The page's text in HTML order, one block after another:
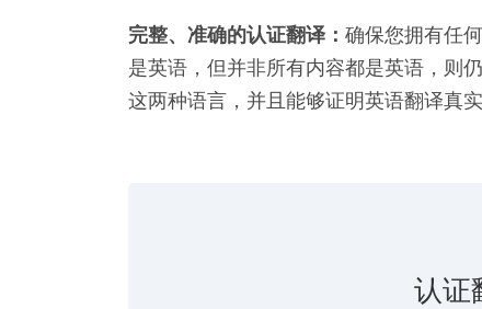
完整、准确的认证翻译： 确保您拥有任
是英语，但并非所有内容都是英语，则
这两种语言，并且能够证明英语翻译真
认证